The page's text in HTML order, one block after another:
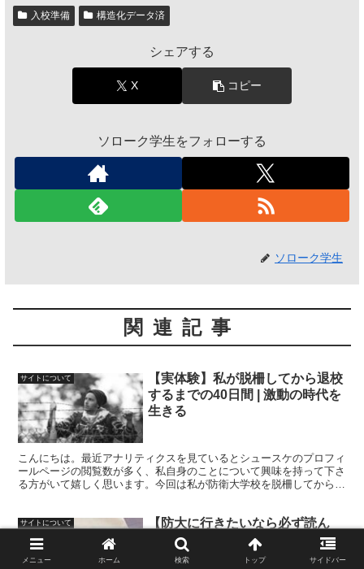
入校準備 構造化データ済
シェアする
X コピー
ソローク学生をフォローする
ソローク学生
関連記事
サイトについて
【実体験】私が脱柵してから退校
するまでの40日間 | 激動の時代を
生きる
こんにちは。最近アナリティクスを見ているとシュースケのプロフィ
ールページの閲覧数が多く、私自身のことについて興味を持って下さ
る方がいて嬉しく思います。今回は私が防衛大学校を脱柵してから退
サイトについて
【防大に行きたいなら必ず読ん
で】パワハラ・隠蔽を受けていた
話 | 私が防大を辞めた理由
メニュー ホーム 検索 トップ サイドバー